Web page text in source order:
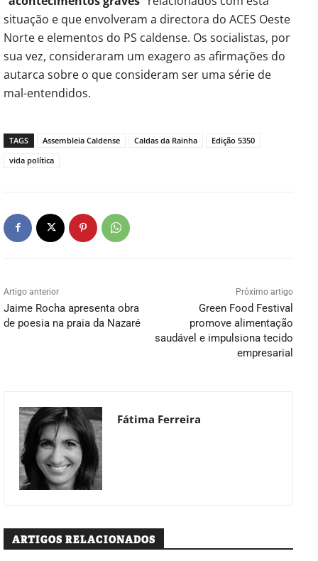
situação e que envolveram a directora do ACES Oeste
Norte e elementos do PS caldense. Os socialistas, por
sua vez, consideraram um exagero as afirmações do
autarca sobre o que consideram ser uma série de
mal-entendidos.
TAGS Assembleia Caldense Caldas da Rainha
Edição 5350
vida política
Artigo anterior
Jaime Rocha apresenta obra
de poesia na praia da Nazaré
Próximo artigo
Green Food Festival
promove alimentação
saudável e impulsiona tecido
empresarial
Fátima Ferreira
ARTIGOS RELACIONADOS